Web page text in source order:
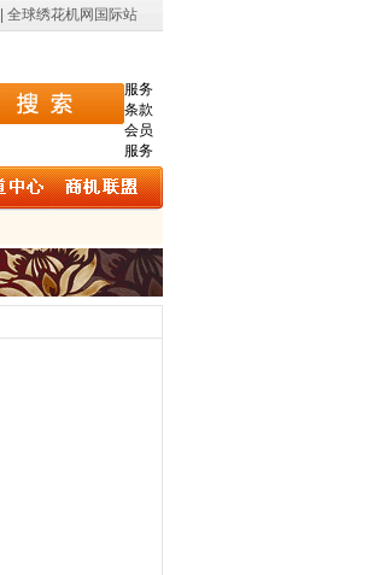
全球绣花机网国际站
服务
条款
会员
服务